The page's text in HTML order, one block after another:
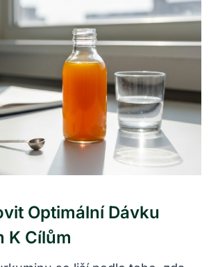
Optimální Dávku
K Cílům